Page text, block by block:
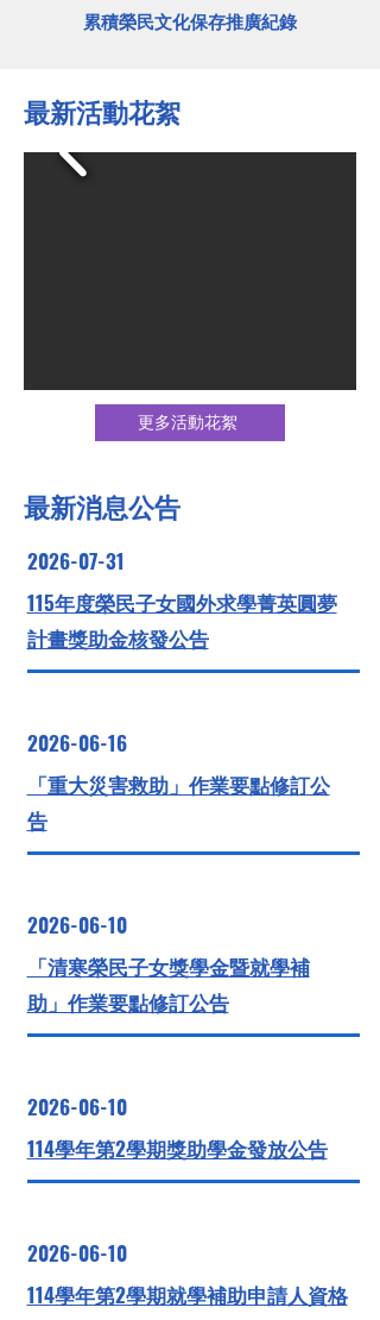
累積榮民文化保存推廣紀錄
​最新活動花絮
更多活動花絮
​最新消息公告
2026-07-31
115年度榮民子女國外求學菁英圓夢
計畫獎助金核發公告
2026-06-16
「重大災害救助」作業要點修訂公
告
2026-06-10
「清寒榮民子女獎學金暨就學補
助」作業要點修訂公告
2026-06-10
114學年第2學期獎助學金發放公告
2026-06-10
114學年第2學期就學補助申請人資格